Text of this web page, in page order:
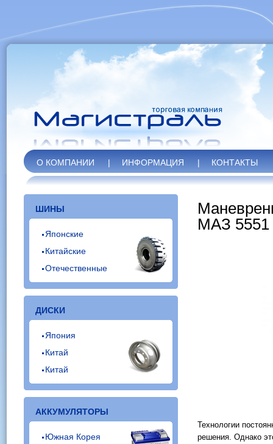
О КОМПАНИИ | ИНФОРМАЦИЯ | КОНТАКТЫ
ШИНЫ
Японские
Китайские
Отечественные
ДИСКИ
Япония
Китай
Китай
АККУМУЛЯТОРЫ
Южная Корея
МАЗ 5551
Технологии
решения. Однако